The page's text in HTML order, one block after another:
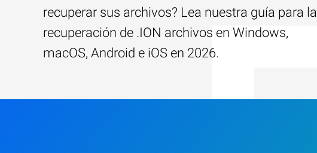
recuperar sus archivos? Lea nuestra guía para la
recuperación de .ION archivos en Windows,
macOS, Android e iOS en 2026.